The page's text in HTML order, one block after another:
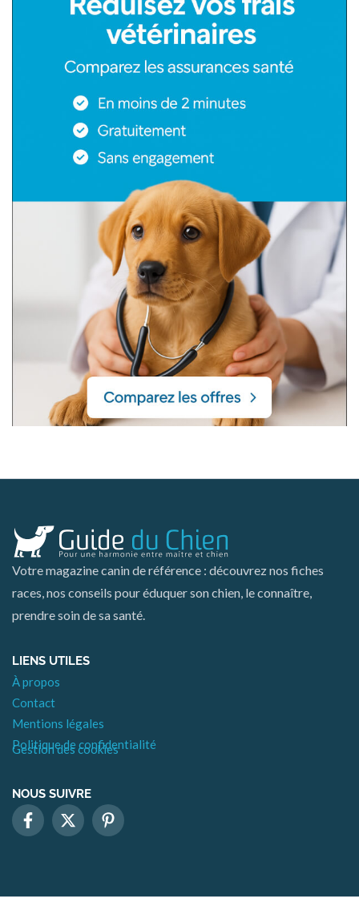
Votre magazine canin de référence : découvrez nos fiches
races, nos conseils pour éduquer son chien, le connaître,
prendre soin de sa santé.
LIENS UTILES
À propos
Contact
Mentions légales
Politique de confidentialité
Gestion des cookies
NOUS SUIVRE